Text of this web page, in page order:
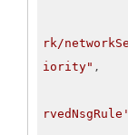
rk/
iority" ,